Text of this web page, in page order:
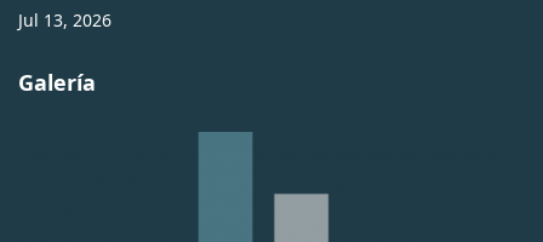
Jul 13, 2026
Galería